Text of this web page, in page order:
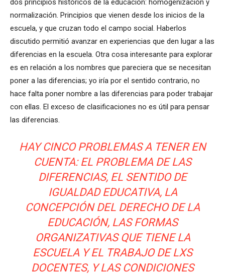
dos principios históricos de la educación: homogenización y
normalización. Principios que vienen desde los inicios de la
escuela, y que cruzan todo el campo social. Haberlos
discutido permitió avanzar en experiencias que den lugar a las
diferencias en la escuela. Otra cosa interesante para explorar
es en relación a los nombres que pareciera que se necesitan
poner a las diferencias; yo iría por el sentido contrario, no
hace falta poner nombre a las diferencias para poder trabajar
con ellas. El exceso de clasificaciones no es útil para pensar
las diferencias.
HAY CINCO PROBLEMAS A TENER EN
CUENTA: EL PROBLEMA DE LAS
DIFERENCIAS, EL SENTIDO DE
IGUALDAD EDUCATIVA, LA
CONCEPCIÓN DEL DERECHO DE LA
EDUCACIÓN, LAS FORMAS
ORGANIZATIVAS QUE TIENE LA
ESCUELA Y EL TRABAJO DE LXS
DOCENTES, Y LAS CONDICIONES